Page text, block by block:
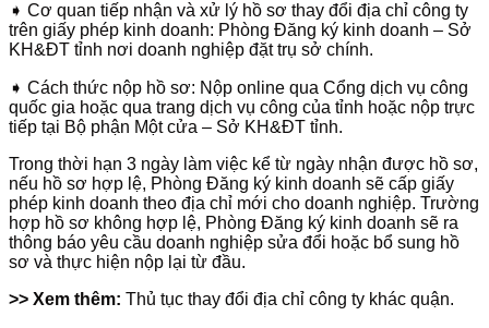
➧ Cơ quan tiếp nhận và xử lý hồ sơ thay đổi địa chỉ công ty
trên giấy phép kinh doanh: Phòng Đăng ký kinh doanh – Sở
KH&ĐT tỉnh nơi doanh nghiệp đặt trụ sở chính.
➧ Cách thức nộp hồ sơ: Nộp online qua Cổng dịch vụ công
quốc gia hoặc qua trang dịch vụ công của tỉnh hoặc nộp trực
tiếp tại Bộ phận Một cửa – Sở KH&ĐT tỉnh.
Trong thời hạn 3 ngày làm việc kể từ ngày nhận được hồ sơ,
nếu hồ sơ hợp lệ, Phòng Đăng ký kinh doanh sẽ cấp giấy
phép kinh doanh theo địa chỉ mới cho doanh nghiệp. Trường
hợp hồ sơ không hợp lệ, Phòng Đăng ký kinh doanh sẽ ra
thông báo yêu cầu doanh nghiệp sửa đổi hoặc bổ sung hồ
sơ và thực hiện nộp lại từ đầu.
>> Xem thêm: Thủ tục thay đổi địa chỉ công ty khác quận.